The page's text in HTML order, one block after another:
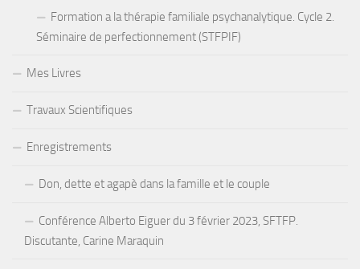
Formation a la thérapie familiale psychanalytique. Cycle 2.
Séminaire de perfectionnement (STFPIF)
Mes Livres
Travaux Scientifiques
Enregistrements
Don, dette et agapè dans la famille et le couple
Conférence Alberto Eiguer du 3 février 2023, SFTFP.
Discutante, Carine Maraquin